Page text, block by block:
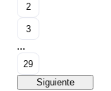
2
3
...
29
Siguiente